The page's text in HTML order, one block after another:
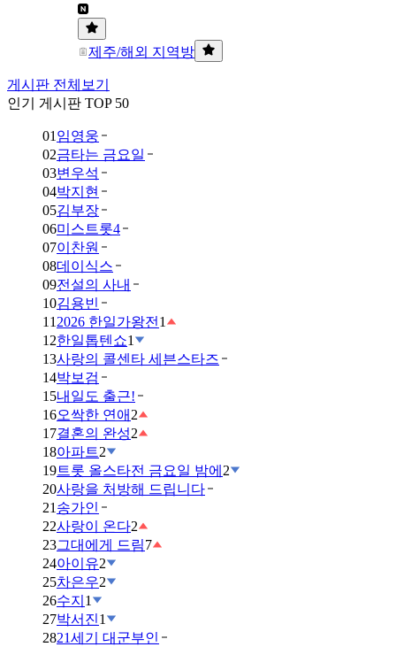
제주/해외 지역방
게시판 전체보기
인기 게시판 TOP 50
01 임영웅
02금타는 금요일
03변우석
04박지현
05김부장
06미스트롯4
07이찬원
08데이식스
09전설의 사내
10김용빈
11 2026 한일가왕전 1
12한일톱텐쇼1
13사랑의 콜센타 세븐스타즈
14박보검
15내일도 출근!
16오싹한 연애 2
17결혼의 완성2
18아파트2
19트롯 올스타전 금요일 밤에 2
20사랑을 처방해 드립니다
21 송가인
22사랑이 온다2
23그대에게 드림7
24아이유2
25차은우2
26수지 1
27박서진1
2821세기 대군부인